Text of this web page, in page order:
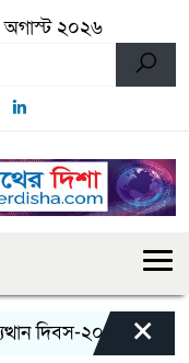
অগাস্ট ২০২৬
দিবস-২০২৬ উপলক্ষে
×